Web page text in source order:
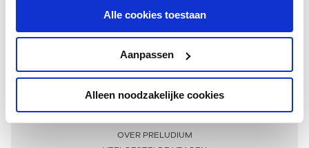
Alle cookies toestaan
Aanpassen
Alleen noodzakelijke cookies
Meer informatie
OVER PRELUDIUM